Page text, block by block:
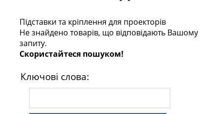
Підставки та кріплення для проекторів
Не знайдено товарів, що відповідають Вашому
запиту.
Скористайтеся пошуком!
Ключові слова: